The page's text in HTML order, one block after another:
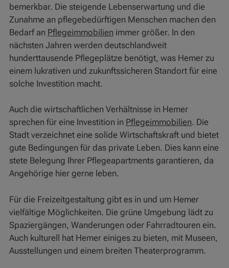
bemerkbar. Die steigende Lebenserwartung und die
Zunahme an pflegebedürftigen Menschen machen den
Bedarf an Pflegeimmobilien immer größer. In den
nächsten Jahren werden deutschlandweit
hunderttausende Pflegeplätze benötigt, was Hemer zu
einem lukrativen und zukunftssicheren Standort für eine
solche Investition macht.
Auch die wirtschaftlichen Verhältnisse in Hemer
sprechen für eine Investition in Pflegeimmobilien. Die
Stadt verzeichnet eine solide Wirtschaftskraft und bietet
gute Bedingungen für das private Leben. Dies kann eine
stete Belegung Ihrer Pflegeapartments garantieren, da
Angehörige hier gerne leben.
Für die Freizeitgestaltung gibt es in und um Hemer
vielfältige Möglichkeiten. Die grüne Umgebung lädt zu
Spaziergängen, Wanderungen oder Fahrradtouren ein.
Auch kulturell hat Hemer einiges zu bieten, mit Museen,
Ausstellungen und einem breiten Theaterprogramm.